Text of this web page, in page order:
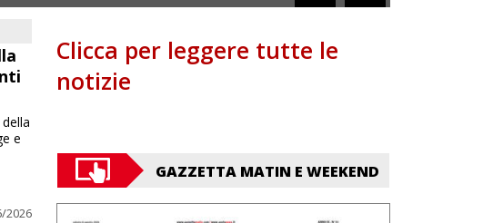
2026
e
Clicca per leggere tutte le
notizie
GAZZETTA MATIN E WEEKEND